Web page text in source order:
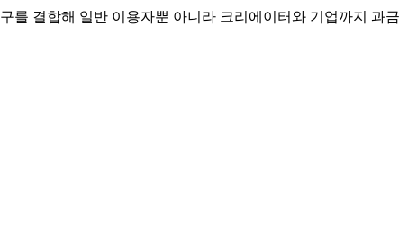
를 결합해 일반 이용자뿐 아니라 크리에이터와 기업까지 과금